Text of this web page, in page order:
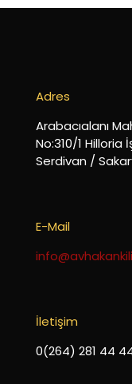
Adres
Arabacıalanı
No:310/1 Hilloria
Serdivan /
E-Mail
İletişim
0(264) 281 44